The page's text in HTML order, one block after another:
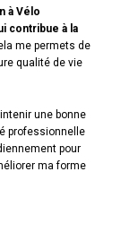
à Vélo
contribue à la
me permets de
qualité de vie
une bonne
professionnelle
pour
ma forme